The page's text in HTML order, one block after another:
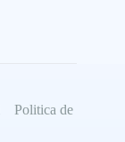
Politica de